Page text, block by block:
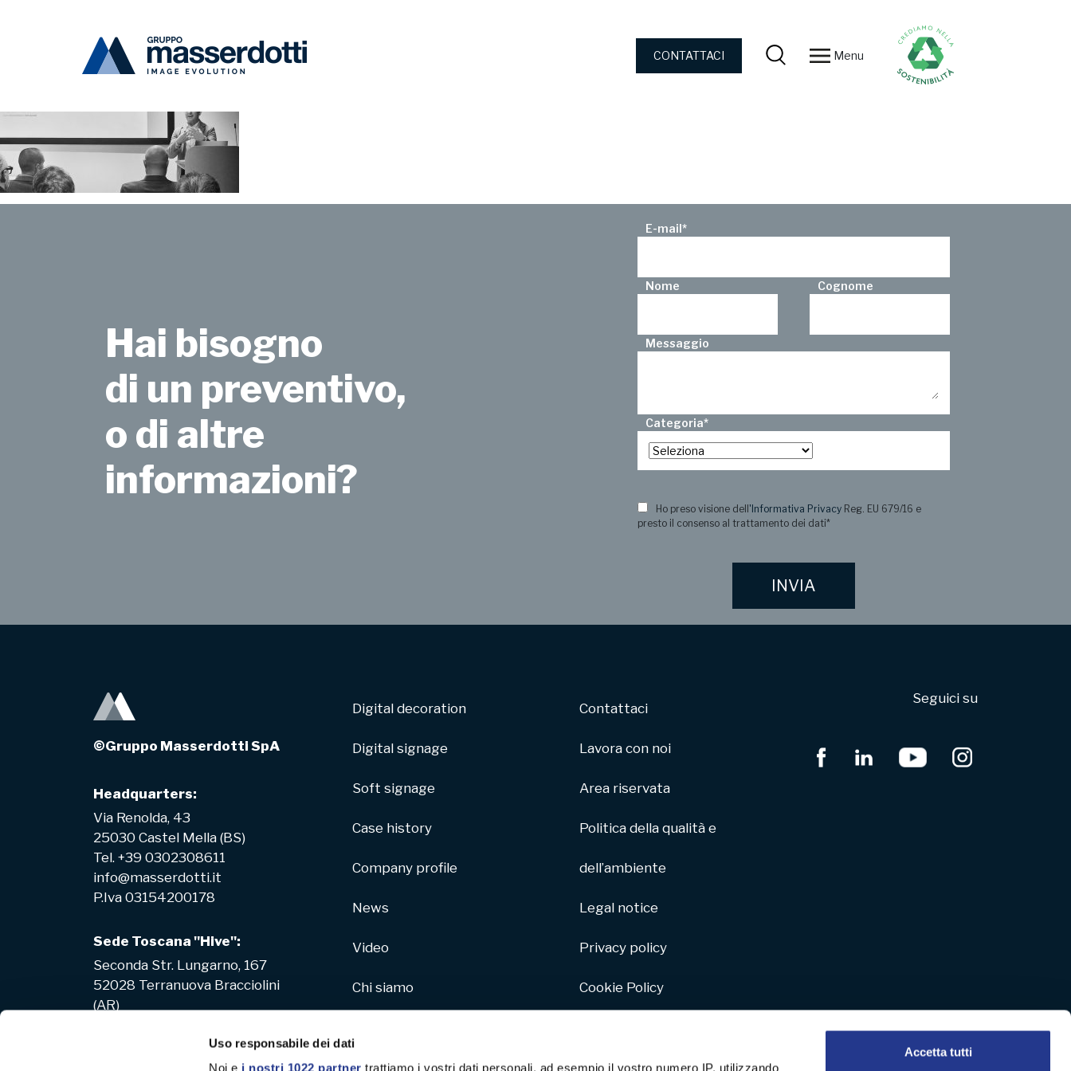
Uso responsabile dei dati
Noi e i nostri 1022 partner trattiamo i vostri dati personali, ad esempio il vostro numero IP, utilizzando
Accetta tutti
CONTATTACI Menu
Hai bisogno
di un preventivo,
o di altre
informazioni?
E-mail*
Nome Cognome
Messaggio
Categoria*
Ho preso visione dell 'Informativa PrivacyReg. EU 679/16 e
presto il consenso al trattamento dei dati*
©Gruppo Masserdotti SpA
Headquarters:
Via Renolda, 43
25030 Castel Mella (BS)
Tel. +39 0302308611
info@masserdotti.it
P.Iva 03154200178
Sede Toscana "Hive":
Seconda Str. Lungarno, 167
52028 Terranuova Bracciolini
(AR)
Digital decoration
Digital signage
Soft signage
Case history
Company profile
News
Video
Chi siamo
Hive
Contattaci
Lavora con noi
Area riservata
Politica della qualità e
dell’ambiente
Legal notice
Privacy policy
Cookie Policy
Seguici su